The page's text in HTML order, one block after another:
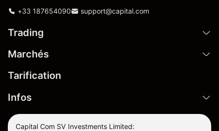
+33 187654090 support@capital.com
Trading
Marchés
Tarification
Infos
Capital Com SV Investments Limited: